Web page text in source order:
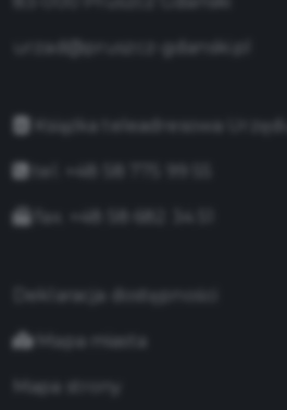
urzad@pruszcz-gdanski.pl
Książka teleadresowa Urzędu
Deklaracja dostępności
Mapa miasta
Mapa strony